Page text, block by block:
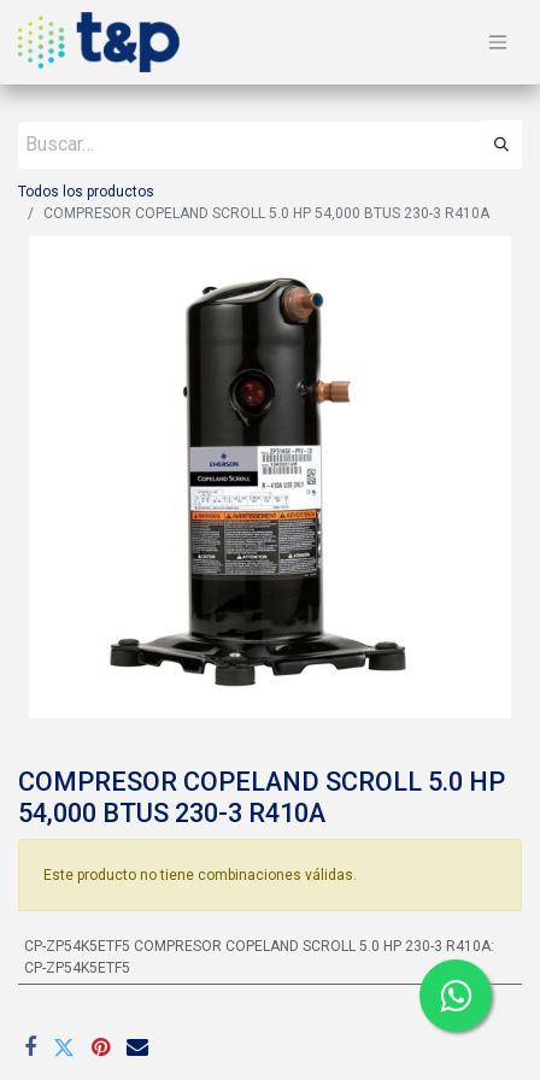
Todos los productos
COMPRESOR COPELAND SCROLL 5.0 HP 54,000 BTUS 230-3 R410A
COMPRESOR COPELAND SCROLL 5.0 HP
54,000 BTUS 230-3 R410A
Este producto no tiene combinaciones válidas.
CP-ZP54K5ETF5 COMPRESOR COPELAND SCROLL 5.0 HP 230-3 R410A:
CP-ZP54K5ETF5